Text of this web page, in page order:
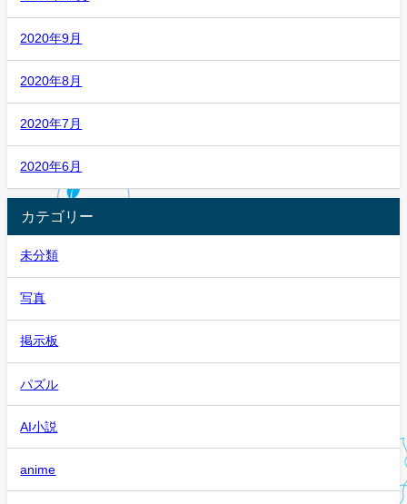
2020年9月
2020年8月
2020年7月
2020年6月
カテゴリー
未分類
写真
掲示板
パズル
AI小説
anime